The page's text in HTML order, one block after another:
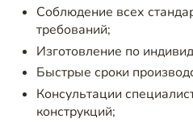
Соблюдение всех
требований;
Изготовление по
Быстрые сроки
Консультации
конструкций;